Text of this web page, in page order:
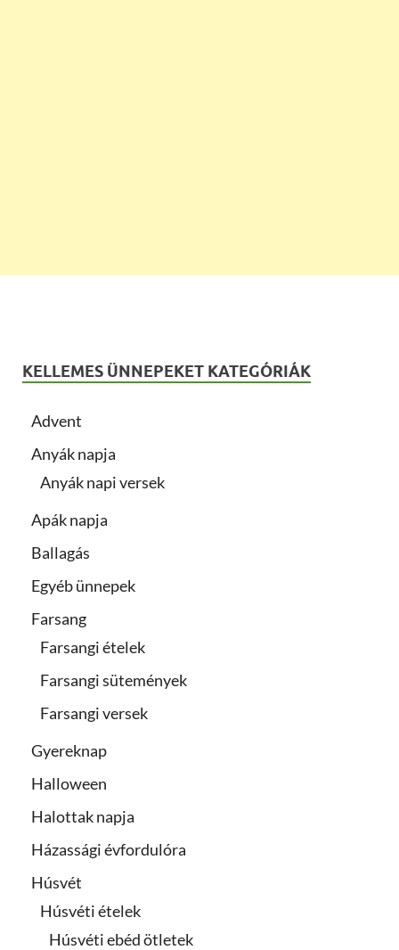
KELLEMES ÜNNEPEKET KATEGÓRIÁK
Advent
Anyák napja
Anyák napi versek
Apák napja
Ballagás
Egyéb ünnepek
Farsang
Farsangi ételek
Farsangi sütemények
Farsangi versek
Gyereknap
Halloween
Halottak napja
Házassági évfordulóra
Húsvét
Húsvéti ételek
Húsvéti ebéd ötletek